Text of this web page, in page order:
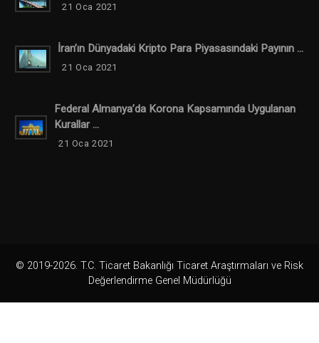
21 Oca 2021
İran’ın Dünyadaki Kripto Para Piyasasındaki Payının ...
21 Oca 2021
Federal Almanya’da Korona Kapsamında Uygulanan
Kurallar ...
21 Oca 2021
© 2019-2026. T.C. Ticaret Bakanlığı Ticaret Araştırmaları ve Risk
Değerlendirme Genel Müdürlüğü